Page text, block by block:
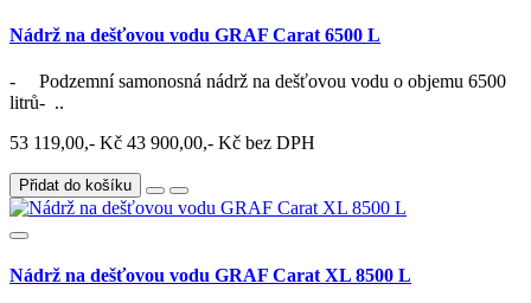
Nádrž na dešťovou vodu GRAF Carat 6500 L
- Podzemní samonosná nádrž na dešťovou vodu o objemu 6500
litrů- ..
53 119,00,- Kč 43 900,00,- Kč bez DPH
Přidat do košíku
Nádrž na dešťovou vodu GRAF Carat XL 8500 L